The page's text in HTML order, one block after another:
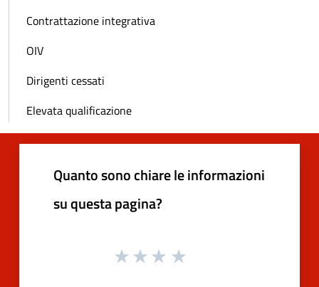
Contrattazione integrativa
OIV
Dirigenti cessati
Elevata qualificazione
Quanto sono chiare le informazioni
su questa pagina?